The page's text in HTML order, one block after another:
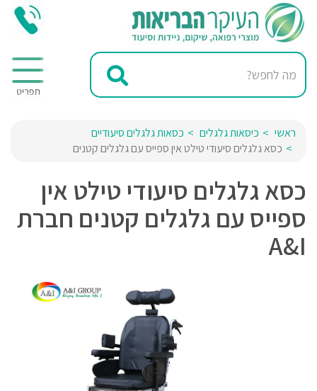
ראשי כיסאות גלגלים
כסאות גלגלים סיעודיים
כסא גלגלים סיעודי טילט אין ספייס עם גלגלים קטנים
כסא גלגלים סיעודי טילט אין
ספייס עם גלגלים קטנים חברת
A&I